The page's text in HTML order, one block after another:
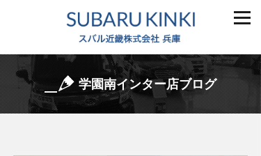
学園南インター店ブログ